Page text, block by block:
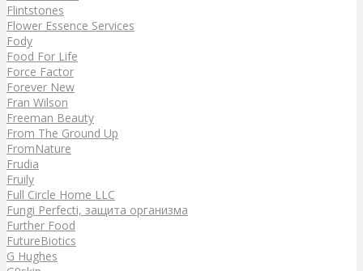
Flintstones
Flower Essence Services
Fody
Food For Life
Force Factor
Forever New
Fran Wilson
Freeman Beauty
From The Ground Up
FromNature
Frudia
Fruily
Full Circle Home LLC
Fungi Perfecti, защита организма
Further Food
FutureBiotics
G Hughes